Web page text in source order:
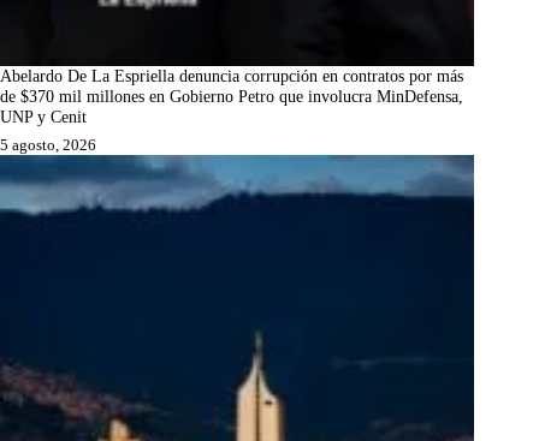
Abelardo De La Espriella denuncia corrupción en contratos por más
de $370 mil millones en Gobierno Petro que involucra MinDefensa,
UNP y Cenit
5 agosto, 2026